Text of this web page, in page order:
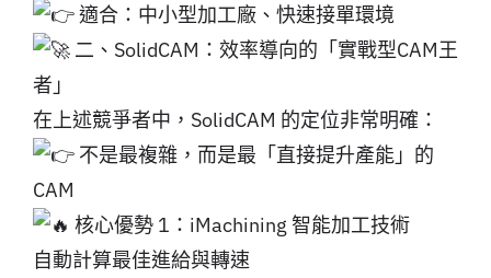
適合：中小型加工廠、快速接單環境
二、SolidCAM：效率導向的「實戰型CAM王
者」
在上述競爭者中，SolidCAM 的定位非常明確：
不是最複雜，而是最「直接提升產能」的
CAM
核心優勢 1：iMachining 智能加工技術
自動計算最佳進給與轉速